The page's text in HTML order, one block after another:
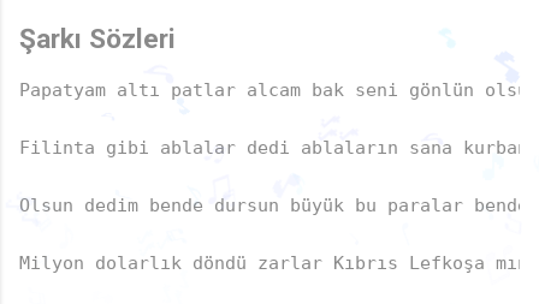
Şarkı Sözleri
Papatyam altı patlar alcam bak seni gönlün olsun
Filinta gibi ablalar dedi ablaların sana kurban
Olsun dedim bende dursun büyük bu paralar bende
Milyon dolarlık döndü zarlar Kıbrıs Lefkoşa
♬ ♩
♪
♫
♫
♪
♬
♬
♩
♩
🎵
♪
🎶
♪
🎶